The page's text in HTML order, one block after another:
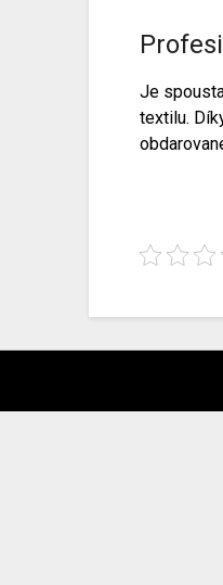
Je
textilu.